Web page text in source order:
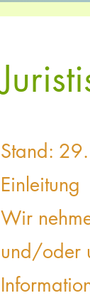
Stand:
Einleitung
Wir
und/oder